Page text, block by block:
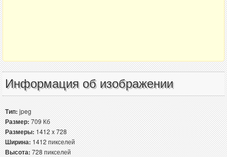
Информация об изображении
Тип:jpeg
Размер:709 Кб
Размеры:1412 x 728
Ширина:1412 пикселей
Высота:728 пикселей